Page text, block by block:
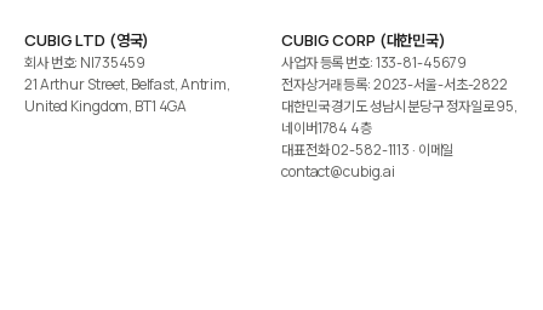
CUBIG LTD (영국)
회사 번호: NI735459
21 Arthur Street, Belfast, Antrim,
United Kingdom, BT1 4GA
CUBIG CORP (대한민국)
사업자 등록 번호: 133-81-45679
전자상거래 등록: 2023-서울-서초-2822
대한민국 경기도 성남시 분당구 정자일로 95,
네이버1784 4층
대표전화02-582-1113 · 이메일
contact@cubig.ai